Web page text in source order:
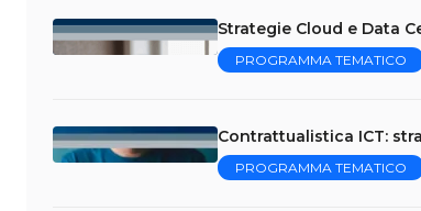
Strategie Cloud e Data
PROGRAMMA TEMATICO
Contrattualistica ICT:
PROGRAMMA TEMATICO